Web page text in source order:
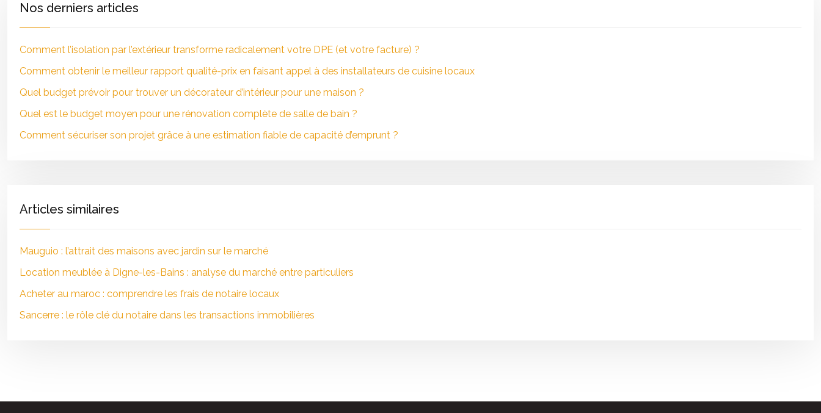
Nos derniers articles
Comment l’isolation par l’extérieur transforme radicalement votre DPE (et votre facture) ?
Comment obtenir le meilleur rapport qualité-prix en faisant appel à des installateurs de cuisine locaux
Quel budget prévoir pour trouver un décorateur d’intérieur pour une maison ?
Quel est le budget moyen pour une rénovation complète de salle de bain ?
Comment sécuriser son projet grâce à une estimation fiable de capacité d’emprunt ?
Articles similaires
Mauguio : l’attrait des maisons avec jardin sur le marché
Location meublée à Digne-les-Bains : analyse du marché entre particuliers
Acheter au maroc : comprendre les frais de notaire locaux
Sancerre : le rôle clé du notaire dans les transactions immobilières